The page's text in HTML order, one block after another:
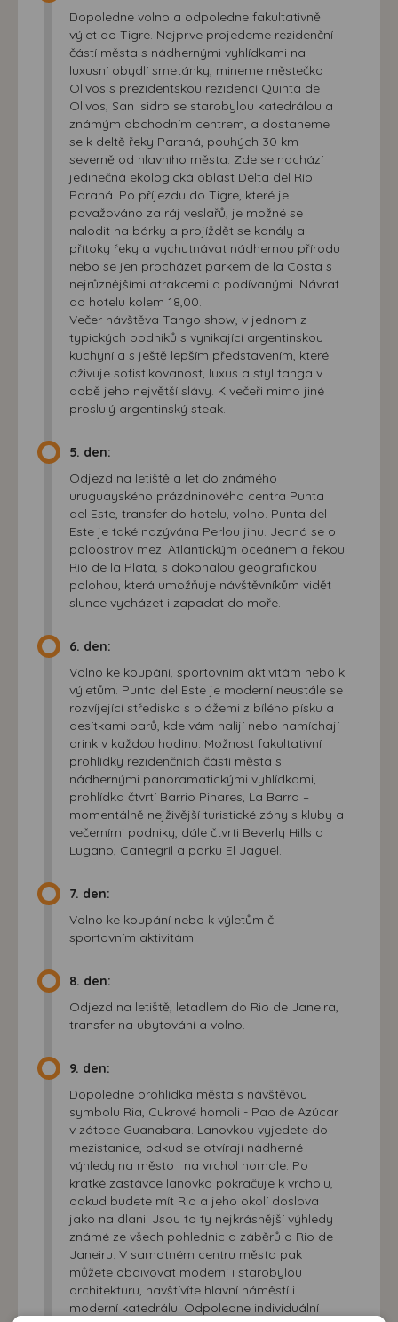
Dopoledne volno a odpoledne fakultativně
výlet do Tigre. Nejprve projedeme rezidenční
částí města s nádhernými vyhlídkami na
luxusní obydlí smetánky, mineme městečko
Olivos s prezidentskou rezidencí Quinta de
Olivos, San Isidro se starobylou katedrálou a
známým obchodním centrem, a dostaneme
se k deltě řeky Paraná, pouhých 30 km
severně od hlavního města. Zde se nachází
jedinečná ekologická oblast Delta del Río
Paraná. Po příjezdu do Tigre, které je
považováno za ráj veslařů, je možné se
nalodit na bárky a projíždět se kanály a
přítoky řeky a vychutnávat nádhernou přírodu
nebo se jen procházet parkem de la Costa s
nejrůznějšími atrakcemi a podívanými. Návrat
do hotelu kolem 18,00.
Večer návštěva Tango show, v jednom z
typických podniků s vynikající argentinskou
kuchyní a s ještě lepším představením, které
oživuje sofistikovanost, luxus a styl tanga v
době jeho největší slávy. K večeři mimo jiné
proslulý argentinský steak.
5. den:
Odjezd na letiště a let do známého
uruguayského prázdninového centra Punta
del Este, transfer do hotelu, volno. Punta del
Este je také nazývána Perlou jihu. Jedná se o
poloostrov mezi Atlantickým oceánem a řekou
Río de la Plata, s dokonalou geografickou
polohou, která umožňuje návštěvníkům vidět
slunce vycházet i zapadat do moře.
6. den:
Volno ke koupání, sportovním aktivitám nebo k
výletům. Punta del Este je moderní neustále se
rozvíjející středisko s plážemi z bílého písku a
desítkami barů, kde vám nalijí nebo namíchají
drink v každou hodinu. Možnost fakultativní
prohlídky rezidenčních částí města s
nádhernými panoramatickými vyhlídkami,
prohlídka čtvrtí Barrio Pinares, La Barra –
momentálně nejživější turistické zóny s kluby a
večerními podniky, dále čtvrti Beverly Hills a
Lugano, Cantegril a parku El Jaguel.
7. den:
Volno ke koupání nebo k výletům či
sportovním aktivitám.
8. den:
Odjezd na letiště, letadlem do Rio de Janeira,
transfer na ubytování a volno.
9. den:
Dopoledne prohlídka města s návštěvou
symbolu Ria, Cukrové homoli - Pao de Azúcar
v zátoce Guanabara. Lanovkou vyjedete do
mezistanice, odkud se otvírají nádherné
výhledy na město i na vrchol homole. Po
krátké zastávce lanovka pokračuje k vrcholu,
odkud budete mít Rio a jeho okolí doslova
jako na dlani. Jsou to ty nejkrásnější výhledy
známé ze všech pohlednic a záběrů o Rio de
Janeiru. V samotném centru města pak
můžete obdivovat moderní i starobylou
architekturu, navštívíte hlavní náměstí i
moderní katedrálu. Odpoledne individuální